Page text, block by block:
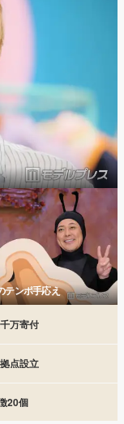
テンポ手応え
万寄付
点設立
20個